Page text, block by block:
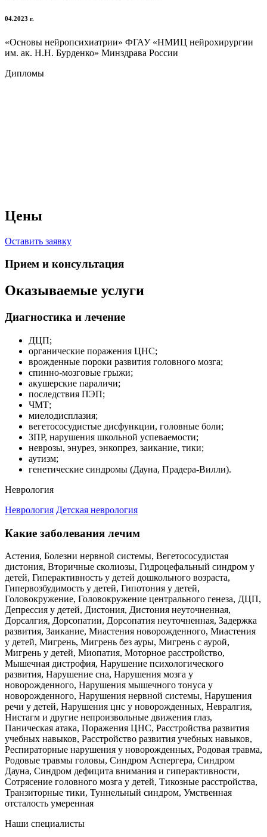
04.2023 г.
«Основы нейропсихиатрии» ФГАУ «НМИЦ нейрохирургии
им. ак. Н.Н. Бурденко» Минздрава России
Дипломы
Цены
Оставить заявку
Прием и консультация
Оказываемые услуги
Диагностика и лечение
ДЦП;
органические поражения ЦНС;
врожденные пороки развития головного мозга;
спинно-мозговые грыжи;
акушерские параличи;
последствия ПЭП;
ЧМТ;
миелодисплазия;
вегетососудистые дисфункции, головные боли;
ЗПР, нарушения школьной успеваемости;
неврозы, энурез, энкопрез, заикание, тики;
аутизм;
генетические синдромы (Дауна, Прадера-Вилли).
Неврология
Неврология Детская неврология
Какие заболевания лечим
Астения, Болезни нервной системы, Вегетососудистая
дистония, Вторичные сколиозы, Гидроцефальный синдром у
детей, Гиперактивность у детей дошкольного возраста,
Гипервозбудимость у детей, Гипотония у детей,
Головокружение, Головокружение центрального генеза, ДЦП,
Депрессия у детей, Дистония, Дистония неуточненная,
Дорсалгия, Дорсопатии, Дорсопатия неуточненная, Задержка
развития, Заикание, Миастения новорожденного, Миастения
у детей, Мигрень, Мигрень без ауры, Мигрень с аурой,
Мигрень у детей, Миопатия, Моторное расстройство,
Мышечная дистрофия, Нарушение психологического
развития, Нарушение сна, Нарушения мозга у
новорожденного, Нарушения мышечного тонуса у
новорожденного, Нарушения нервной системы, Нарушения
речи у детей, Нарушения цнс у новорожденных, Невралгия,
Нистагм и другие непроизвольные движения глаз,
Паническая атака, Поражения ЦНС, Расстройства развития
учебных навыков, Расстройство развития учебных навыков,
Респираторные нарушения у новорожденных, Родовая травма,
Родовые травмы головы, Синдром Аспергера, Синдром
Дауна, Синдром дефицита внимания и гиперактивности,
Сотрясение головного мозга у детей, Тикозные расстройства,
Транзиторные тики, Туннельный синдром, Умственная
отсталость умеренная
Наши специалисты